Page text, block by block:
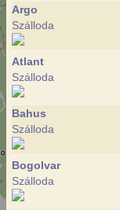
Argo
Szálloda
Atlant
Szálloda
Bahus
Szálloda
Bogolvar
Szálloda